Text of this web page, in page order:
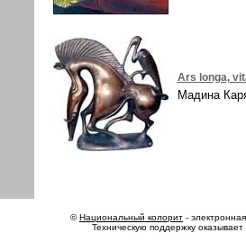
Ars longa,
Мадина
©Национальный колорит -
Техническую поддержку